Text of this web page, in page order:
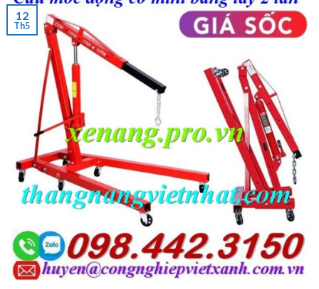
12
Th5